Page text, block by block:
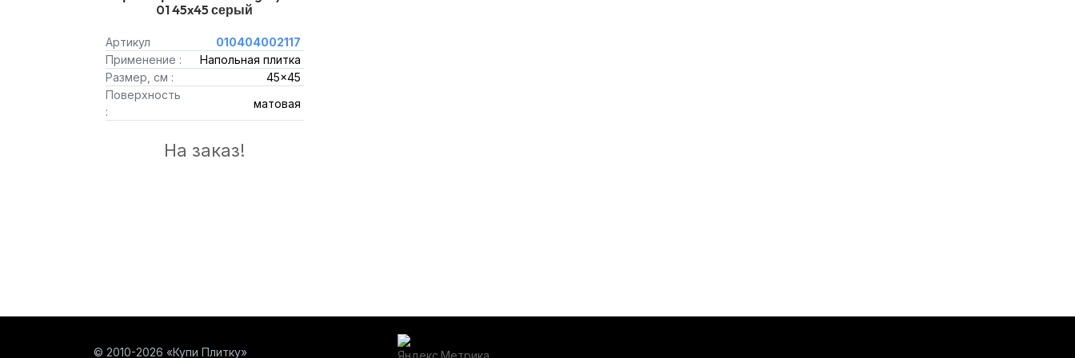
01 45x45 серый
Артикул
010404002117
Применение :
Напольная плитка
Размер, см :
45x45
Поверхность
:
матовая
На заказ!
© 2010-2026 «Купи Плитку»